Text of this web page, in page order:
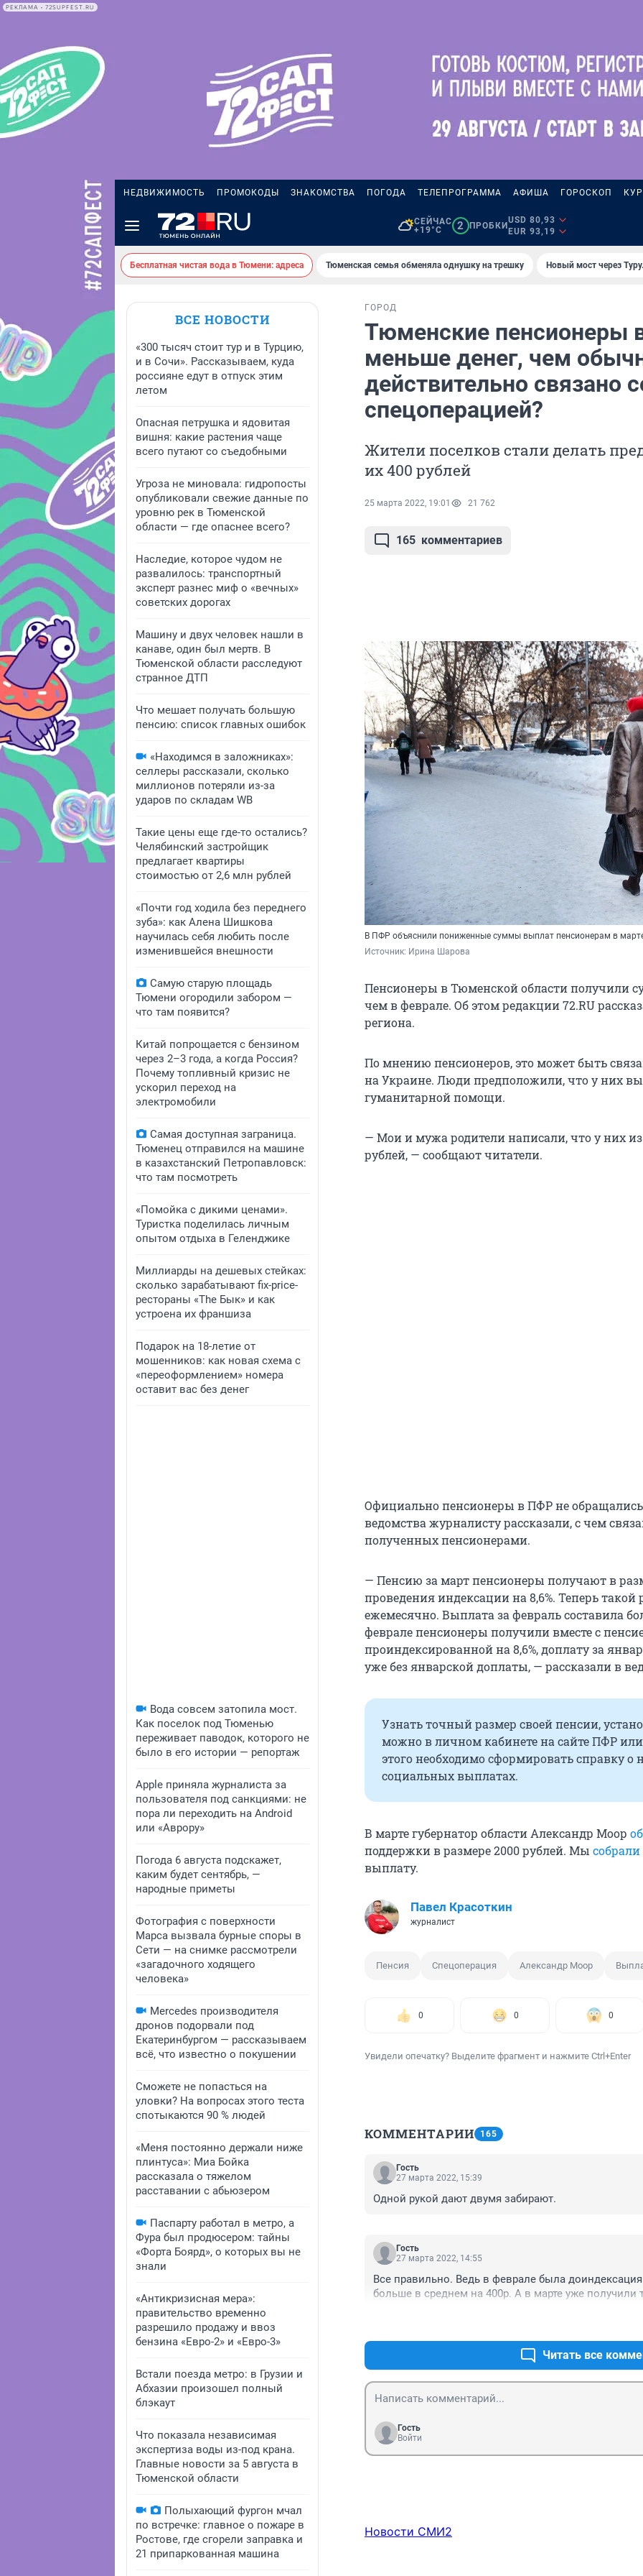
РЕКЛАМА • 72SUPFEST.RU
НЕДВИЖИМОСТЬ ПРОМОКОДЫ ЗНАКОМСТВА ПОГОДА ТЕЛЕПРОГРАММА АФИША ГОРОСКОП
СЕЙЧАС
+19°C
2 ПРОБКИ
USD 80,93
EUR 93,19
Бесплатная чистая вода в Тюмени: адреса Тюменская семья обменяла однушку на трешку Новый мост через
ВСЕ НОВОСТИ
«300 тысяч стоит тур и в Турцию,
и в Сочи». Рассказываем, куда
россияне едут в отпуск этим
летом
Опасная петрушка и ядовитая
вишня: какие растения чаще
всего путают со съедобными
Угроза не миновала: гидропосты
опубликовали свежие данные по
уровню рек в Тюменской
области — где опаснее всего?
Наследие, которое чудом не
развалилось: транспортный
эксперт разнес миф о «вечных»
советских дорогах
Машину и двух человек нашли в
канаве, один был мертв. В
Тюменской области расследуют
странное ДТП
Что мешает получать большую
пенсию: список главных ошибок
«Находимся в заложниках»:
селлеры рассказали, сколько
миллионов потеряли из-за
ударов по складам WB
Такие цены еще где-то остались?
Челябинский застройщик
предлагает квартиры
стоимостью от 2,6 млн рублей
«Почти год ходила без переднего
зуба»: как Алена Шишкова
научилась себя любить после
изменившейся внешности
Самую старую площадь
Тюмени огородили забором —
что там появится?
Китай попрощается с бензином
через 2–3 года, а когда Россия?
Почему топливный кризис не
ускорил переход на
электромобили
Самая доступная заграница.
Тюменец отправился на машине
в казахстанский Петропавловск:
что там посмотреть
«Помойка с дикими ценами».
Туристка поделилась личным
опытом отдыха в Геленджике
Миллиарды на дешевых стейках:
сколько зарабатывают fix-price-
рестораны «The Бык» и как
устроена их франшиза
Подарок на 18-летие от
мошенников: как новая схема с
«переоформлением» номера
оставит вас без денег
Вода совсем затопила мост.
Как поселок под Тюменью
переживает паводок, которого не
было в его истории — репортаж
Apple приняла журналиста за
пользователя под санкциями: не
пора ли переходить на Android
или «Аврору»
Погода 6 августа подскажет,
каким будет сентябрь, —
народные приметы
Фотография с поверхности
Марса вызвала бурные споры в
Сети — на снимке рассмотрели
«загадочного ходящего
человека»
Mercedes производителя
дронов подорвали под
Екатеринбургом — рассказываем
всё, что известно о покушении
Сможете не попасться на
уловки? На вопросах этого теста
спотыкаются 90 % людей
«Меня постоянно держали ниже
плинтуса»: Миа Бойка
рассказала о тяжелом
расставании с абьюзером
Паспарту работал в метро, а
Фура был продюсером: тайны
«Форта Боярд», о которых вы не
знали
«Антикризисная мера»:
правительство временно
разрешило продажу и ввоз
бензина «Евро-2» и «Евро-3»
Встали поезда метро: в Грузии и
Абхазии произошел полный
блэкаут
Что показала независимая
экспертиза воды из-под крана.
Главные новости за 5 августа в
Тюменской области
Полыхающий фургон мчал
по встречке: главное о пожаре в
Ростове, где сгорели заправка и
21 припаркованная машина
ГОРОД
Тюменские пенсионеры
меньше денег, чем
действительно связано
спецоперацией?
Жители поселков стали делать
их 400 рублей
25 марта 2022, 19:01 21 762
165 комментариев
В ПФР объяснили пониженные суммы выплат пенсионерам в
Источник: Ирина Шарова
Пенсионеры в Тюменской области получили
чем в феврале. Об этом редакции 72.RU
региона.
По мнению пенсионеров, это может быть
на Украине. Люди предположили, что у них
гуманитарной помощи.
— Мои и мужа родители написали, что у них
рублей, — сообщают читатели.
Официально пенсионеры в ПФР не
ведомства журналисту рассказали, с чем
полученных пенсионерами.
— Пенсию за март пенсионеры получают в
проведения индексации на 8,6%. Теперь такой
ежемесячно. Выплата за февраль составила
феврале пенсионеры получили вместе с
проиндексированной на 8,6%, доплату за
уже без январской доплаты, — рассказали в
Узнать точный размер своей пенсии,
можно в личном кабинете на сайте ПФР или
этого необходимо сформировать справку
социальных выплатах.
В марте губернатор области Александр Моор
поддержки в размере 2000 рублей. Мы
выплату.
Павел Красоткин
журналист
Пенсия Спецоперация Александр Моор
0 0 0
Увидели опечатку? Выделите фрагмент и нажмите Ctrl+Enter
КОММЕНТАРИИ 165
Гость
27 марта 2022, 15:39
Одной рукой дают двумя забирают.
Гость
27 марта 2022, 14:55
Все правильно. Ведь в феврале была
больше в среднем на 400р. А в марте уже получили
Читать все
Гость
Войти
Новости СМИ2